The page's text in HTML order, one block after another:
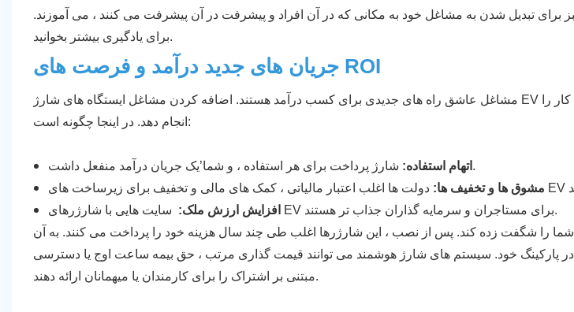
برای تبدیل شدن به مشاغل خود به مکانی که در آن افراد و پیشرفت در آن پیشرفت می کنند ، می آموزند.
برای یادگیری بیشتر بخوانید.
جریان های جدید درآمد و فرصت های ROI
مشاغل عاشق راه های جدیدی برای کسب درآمد هستند. اضافه کردن مشاغل ایستگاه های شارژ EV در محل های کار می تواند همین کار را
انجام دهد. در اینجا چگونه است:
اتهام استفاده: شارژ پرداخت برای هر استفاده ، و شما’یک جریان درآمد منفعل داشت.
مشوق ها و تخفیف ها:
افزایش ارزش ملک:
سایت هایی با شارژرهای EV برای مستاجران و سرمایه گذاران جذاب تر هستند.
را شگفت زده کند. پس از نصب ، این شارژرها اغلب طی چند سال هزینه خود را پرداخت می کنند. به آن
پارکینگ خود. سیستم های شارژ هوشمند می توانند قیمت گذاری مرتب ، حق بیمه ساعت اوج یا دسترسی
مبتنی بر اشتراک را برای کارمندان یا میهمانان ارائه دهند.